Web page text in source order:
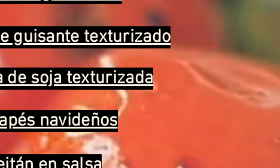
guisante texturizado
de soja texturizada
navideños